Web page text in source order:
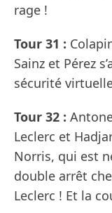
rage !
Tour 31 :
Sainz et Pérez
sécurité
Tour 32 :
Leclerc et
Norris, qui est
double arrêt
Leclerc ! Et la